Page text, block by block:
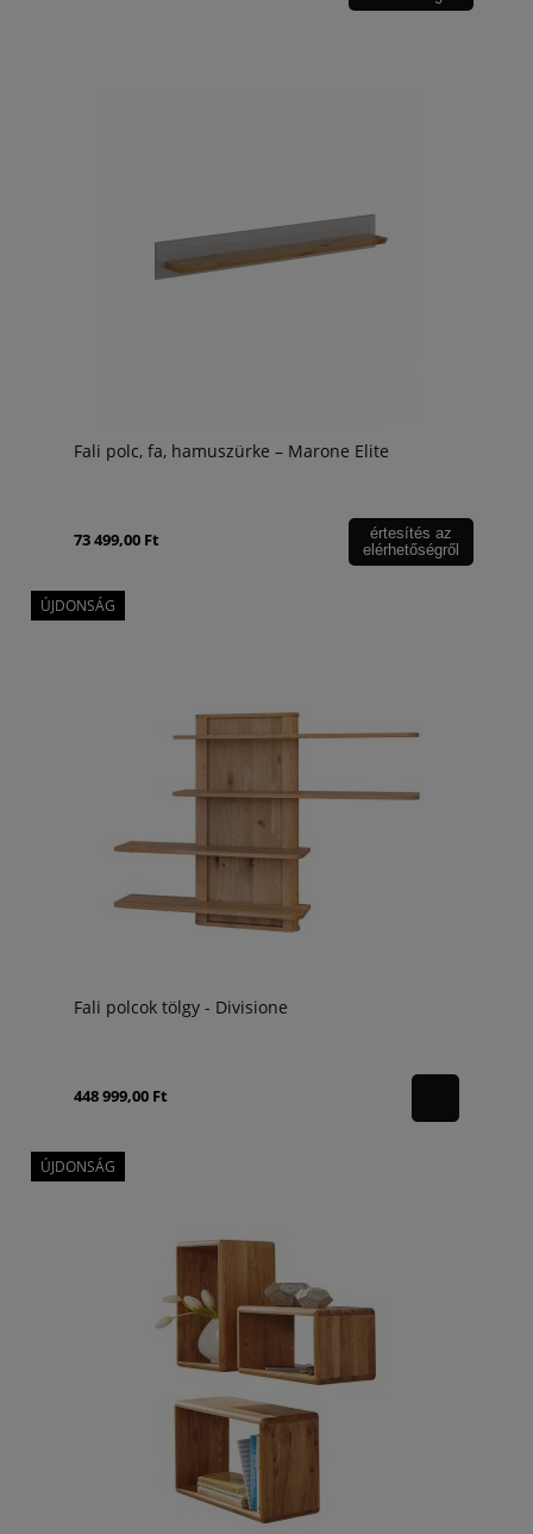
Fali polc, fa, hamuszürke – Marone Elite
73 499,00 Ft
értesítés az
elérhetőségről
Fali polcok tölgy - Divisione
448 999,00 Ft
ÚJDONSÁG
ÚJDONSÁG